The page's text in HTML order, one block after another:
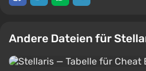
Andere Dateien für